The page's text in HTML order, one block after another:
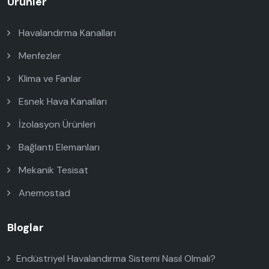
Havalandırma Kanalları
Menfezler
Klima ve Fanlar
Esnek Hava Kanalları
İzolasyon Ürünleri
Bağlantı Elemanları
Mekanik Tesisat
Anemostad
Bloglar
Endüstriyel Havalandırma Sistemi Nasıl Olmalı?